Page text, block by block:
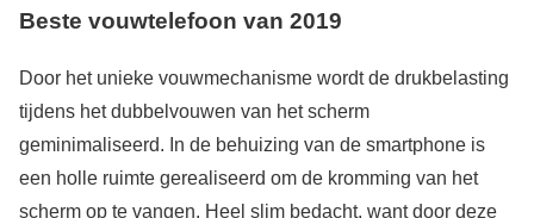
Beste vouwtelefoon van 2019
Door het unieke vouwmechanisme wordt de drukbelasting
tijdens het dubbelvouwen van het scherm
geminimaliseerd. In de behuizing van de smartphone is
een holle ruimte gerealiseerd om de kromming van het
scherm op te vangen. Heel slim bedacht, want door deze